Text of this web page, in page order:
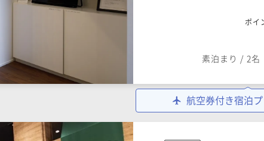
ポイ
素泊まり / 2名
航空券付き宿泊